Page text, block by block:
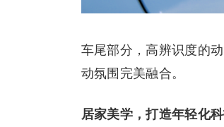
车尾部分，高辨识度的
动氛围完美融合。
居家美学，打造年轻化